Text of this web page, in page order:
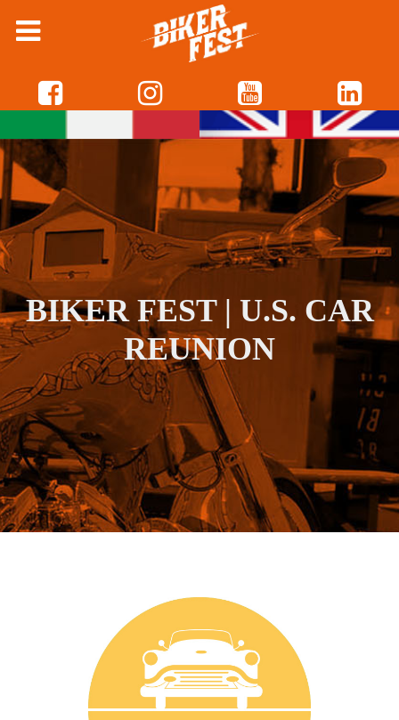
BIKER FEST | U.S. CAR
REUNION